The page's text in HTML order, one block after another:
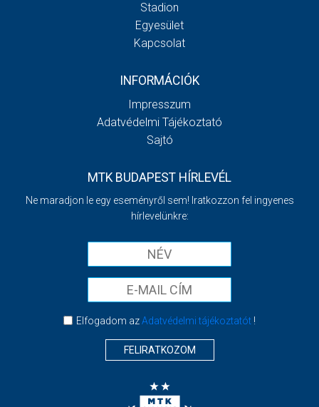
Stadion
Egyesület
Kapcsolat
INFORMÁCIÓK
Impresszum
Adatvédelmi Tájékoztató
Sajtó
MTK BUDAPEST HÍRLEVÉL
Ne maradjon le egy eseményről sem! Iratkozzon fel ingyenes
hírlevelünkre:
Elfogadom azAdatvédelmi tájékoztatót!
FELIRATKOZOM